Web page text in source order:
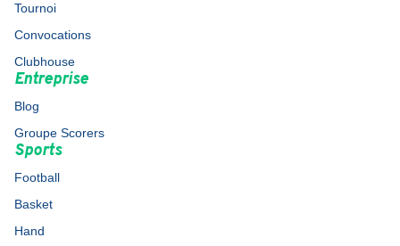
Tournoi
Convocations
Clubhouse
Entreprise
Blog
Groupe Scorers
Sports
Football
Basket
Hand